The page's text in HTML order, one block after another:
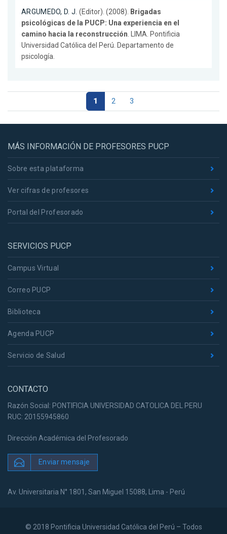
ARGUMEDO, D. J. (Editor). (2008). Brigadas
psicológicas de la PUCP: Una experiencia en el
camino hacia la reconstrucción. LIMA. Pontificia
Universidad Católica del Perú. Departamento de
psicología.
1 2 3
MÁS INFORMACIÓN DE PROFESORES PUCP
Sobre esta plataforma
Ver cifras de profesores
Portal del Profesorado
SERVICIOS PUCP
Campus Virtual
Correo PUCP
Biblioteca
Agenda PUCP
Servicio de Salud
CONTACTO
Razón Social: PONTIFICIA UNIVERSIDAD CATOLICA DEL PERU
RUC: 20155945860
Dirección Académica del Profesorado
Enviar mensaje
Av. Universitaria N° 1801, San Miguel 15088, Lima - Perú
© 2018 Pontificia Universidad Católica del Perú – Todos